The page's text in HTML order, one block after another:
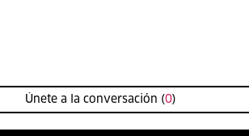
Únete a la conversación (0)